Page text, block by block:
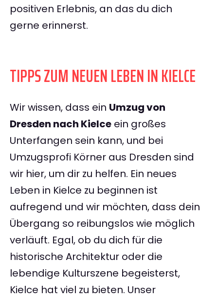
positiven Erlebnis, an das du dich
gerne erinnerst.
TIPPS ZUM NEUEN LEBEN IN KIELCE
Wir wissen, dass ein Umzug von
Dresden nach Kielce ein großes
Unterfangen sein kann, und bei
Umzugsprofi Körner aus Dresden sind
wir hier, um dir zu helfen. Ein neues
Leben in Kielce zu beginnen ist
aufregend und wir möchten, dass dein
Übergang so reibungslos wie möglich
verläuft. Egal, ob du dich für die
historische Architektur oder die
lebendige Kulturszene begeisterst,
Kielce hat viel zu bieten. Unser